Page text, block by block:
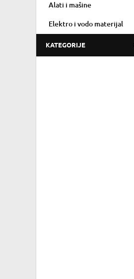
Alati i mašine
Elektro i vodo materijal
KATEGORIJE